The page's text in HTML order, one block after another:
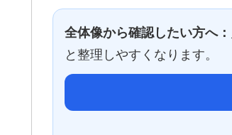
全体像から確認したい方へ：
と整理しやすくなります。